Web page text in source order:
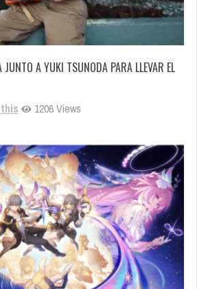
JUNTO A YUKI TSUNODA PARA LLEVAR EL
1206 Views